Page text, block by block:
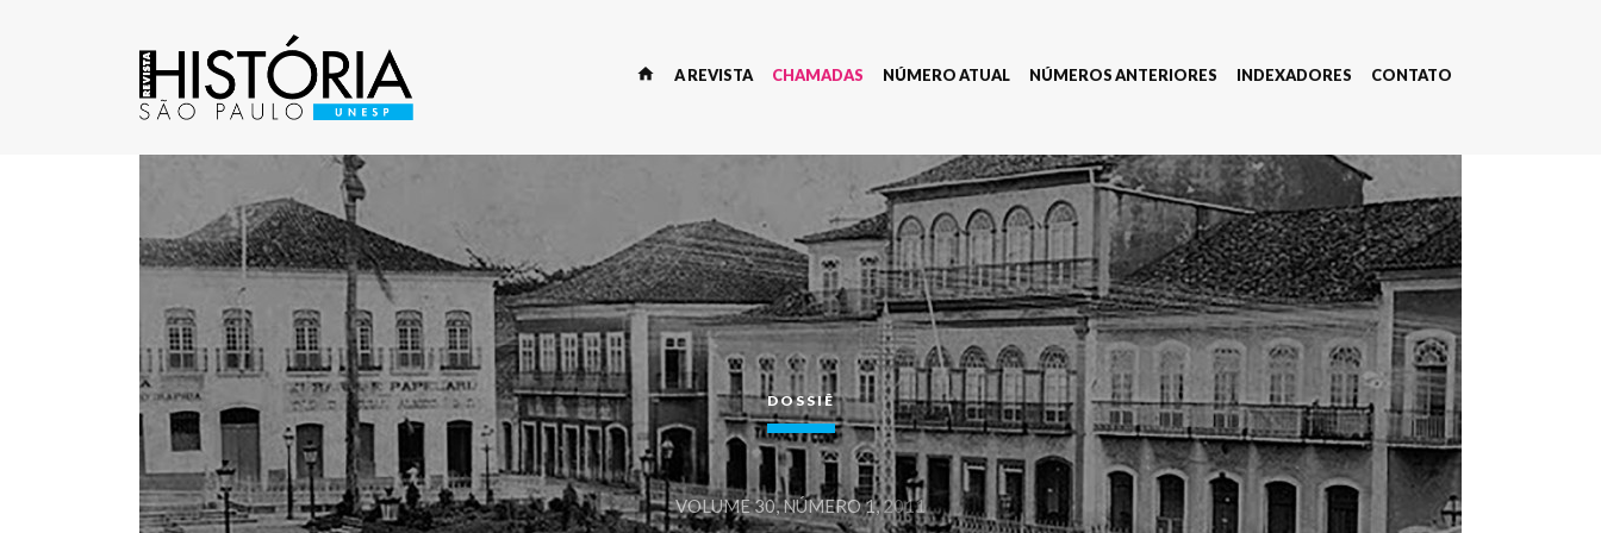
home A REVISTA CHAMADAS NÚMERO ATUAL NÚMEROS ANTERIORES INDEXADORES CONTATO
DOSSIÊ
VOLUME 30, NÚMERO 1,2011